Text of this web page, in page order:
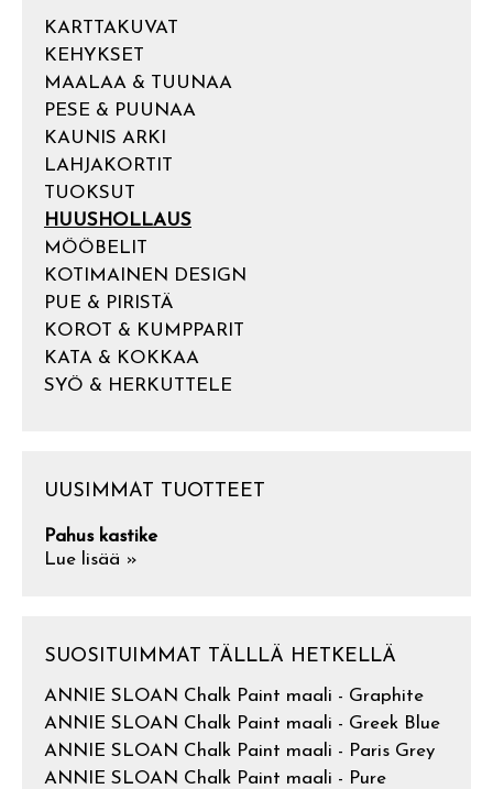
KARTTAKUVAT
KEHYKSET
MAALAA & TUUNAA
PESE & PUUNAA
KAUNIS ARKI
LAHJAKORTIT
TUOKSUT
HUUSHOLLAUS
MÖÖBELIT
KOTIMAINEN DESIGN
PUE & PIRISTÄ
KOROT & KUMPPARIT
KATA & KOKKAA
SYÖ & HERKUTTELE
UUSIMMAT TUOTTEET
Pahus kastike
Lue lisää »
SUOSITUIMMAT TÄLLLÄ HETKELLÄ
ANNIE SLOAN Chalk Paint maali - Graphite
ANNIE SLOAN Chalk Paint maali - Greek Blue
ANNIE SLOAN Chalk Paint maali - Paris Grey
ANNIE SLOAN Chalk Paint maali - Pure